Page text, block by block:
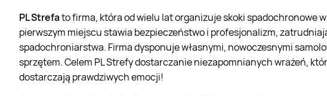
PL Strefato firma, która od wielu lat organizuje skoki spadochronowe
pierwszym miejscu stawia bezpieczeństwo i profesjonalizm,
spadochroniarstwa. Firma dysponuje własnymi, nowoczesnymi
sprzętem. Celem PL Strefy dostarczanie niezapomnianych wrażeń,
dostarczają prawdziwych emocji!